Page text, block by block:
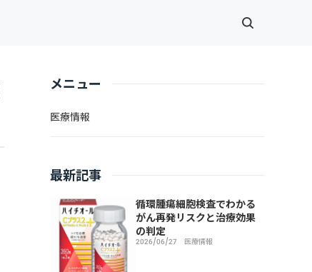
メニュー
医療情報
最新記事
循環腫瘍細胞検査でわかる
がん再発リスクと治療効果
の判定
2026/06/27 医療情報